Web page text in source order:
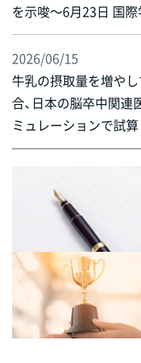
を示唆～6月23日 国
2026/06/15
牛乳の摂取量を増や
合、日本の脳卒中関
ミュレーションで試算